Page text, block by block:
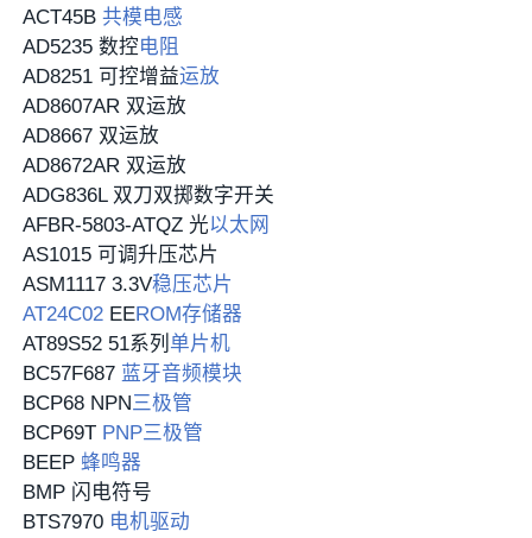
ACT45B共模电感
AD5235 数控电阻
AD8251 可控增益运放
AD8607AR 双运放
AD8667 双运放
AD8672AR 双运放
ADG836L 双刀双掷数字开关
AFBR-5803-ATQZ 光以太网
AS1015 可调升压芯片
ASM1117 3.3V稳压芯片
AT24C02 EEROM存储器
AT89S52 51系列 单片机
BC57F687 蓝牙音频模块
BCP68 NPN三极管
BCP69T PNP三极管
BEEP 蜂鸣器
BMP 闪电符号
BTS7970 电机驱动